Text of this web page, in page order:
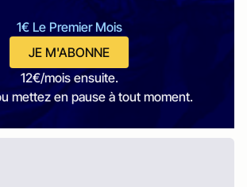
1€ Le Premier Mois
JE M'ABONNE
12€/mois ensuite.
mettez en pause à tout moment.